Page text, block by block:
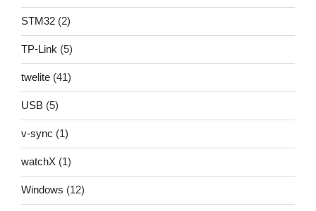
STM32 (2)
TP-Link (5)
twelite (41)
USB (5)
v-sync (1)
watchX (1)
Windows (12)